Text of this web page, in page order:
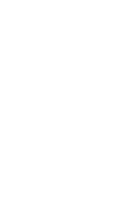
De
hogepriester
Sefanja en
Bovendien
gevangen die
legerafdeling,
zich nog in de
schrijver van
van het land
man van het